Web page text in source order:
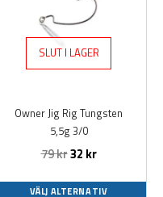
SLUT I LAGER
Owner Jig Rig Tungsten
5,5g 3/0
79kr32 kr
VÄLJ ALTERNATIV
flera
varianter.
kan
väljas
på